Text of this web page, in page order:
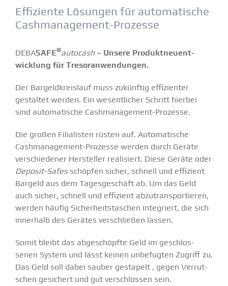
Effiziente Lösungen für automa­tische
Cashma­nagement-Prozesse
DEBASAFE®autocash – Unsere Produkt­neu­ent­
wicklung für Tresor­an­wen­dungen.
Der Bargeld­kreislauf muss zukünftig effizi­enter
gestaltet werden. Ein wesent­licher Schritt hierbei
sind automa­tische Cashma­nagement-Prozesse.
Die großen Filia­listen rüsten auf. Automa­tische
Cashma­nagement-Prozesse werden durch Geräte
verschie­dener Hersteller reali­siert. Diese Geräte oder
Deposit-Safesschöpfen sicher, schnell und effizient
Bargeld aus dem Tages­ge­schäft ab. Um das Geld
auch sicher, schnell und effizient abzutrans­por­tieren,
werden häufig Sicher­heits­ta­schen integriert, die sich
innerhalb des Gerätes verschließen lassen.
Somit bleibt das abgeschöpfte Geld im geschlos­
senen System und lässt keinen unbefugten Zugriff zu.
Das Geld soll dabei sauber gestapelt , gegen Verrut­
schen gesichert und gut verschlossen sein.